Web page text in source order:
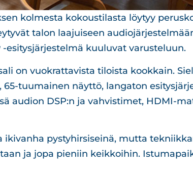
kolmesta kokoustilasta löytyy
talon laajuiseen
esitysjärjestelmä kuuluvat varusteluun.
on vuokrattavista tiloista kookkain.
tuumainen näyttö, langaton
audion DSP:n ja vahvistimet, HDMI-
ikivanha pystyhirsiseinä, mutta
ja jopa pieniin keikkoihin.